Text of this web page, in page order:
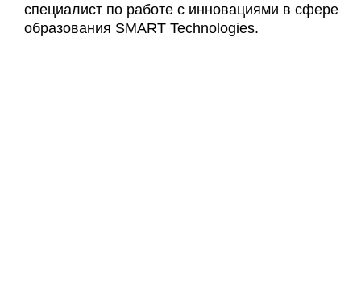
специалист по работе с инновациями в сфере
образования SMART Technologies.